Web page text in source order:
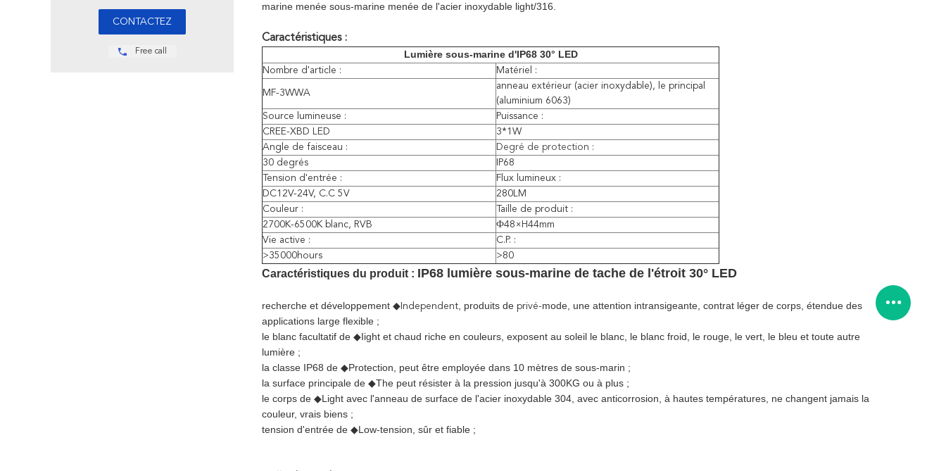
Free call
marine menée sous-marine menée de l'acier inoxydable light/316.
Caractéristiques :
Lumière sous-marine d'IP68 30° LED
Nombre d'article : Matériel :
MF-3WWA
anneau extérieur (acier inoxydable), le principal
(aluminium 6063)
Source lumineuse :
Puissance :
CREE-XBD LED
3*1W
Angle de faisceau :
Degré de protection :
30 degrés
IP68
Tension d'entrée :
Flux lumineux :
DC12V-24V, C.C 5V
280LM
Couleur :
Taille de produit :
2700K-6500K blanc, RVB
Ф48×H44mm
Vie active :
C.P. :
>35000hours
>80
Caractéristiques du produit : IP68 lumière sous-marine de tache de l'étroit 30° LED
recherche et développement ◆Independent , produits de privé-mode, une attention intransigeante, contrat léger de corps, étendue des
applications large flexible ;
le blanc facultatif de ◆Iight et chaud riche en couleurs, exposent au soleil le blanc, le blanc froid, le rouge, le vert, le bleu et toute autre
lumière ;
la classe IP68 de ◆Protection, peut être employée dans 10 mètres de sous-marin ;
la surface principale de ◆The peut résister à la pression jusqu'à 300KG ou à plus ;
le corps de ◆Light avec l'anneau de surface de l'acier inoxydable 304, avec anticorrosion, à hautes températures, ne changent jamais la
couleur, vrais biens ;
tension d'entrée de ◆Low-tension, sûr et fiable ;